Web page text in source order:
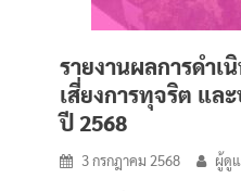
รายงานผลการดำเ
เสี่ยงการทุจริต แล
ปี 2568
3 กรกฎาคม 2568 ผู้ดู